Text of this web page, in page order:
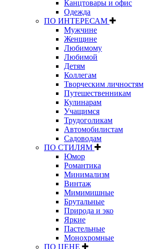
Канцтовары и офис
Одежда
ПО ИНТЕРЕСАМ
Мужчине
Женщине
Любимому
Любимой
Детям
Коллегам
Творческим личностям
Путешественникам
Кулинарам
Учащимся
Трудоголикам
Автомобилистам
Садоводам
ПО СТИЛЯМ
Юмор
Романтика
Минимализм
Винтаж
Мимимишные
Брутальные
Природа и эко
Яркие
Пастельные
Монохромные
ПО ЦЕНЕ